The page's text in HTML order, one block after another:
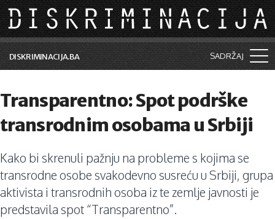
Skip to main content
DISKRIMINACIJA.BA SADRŽAJ
Vijesti i događaji
Aktuelne teme
Kolumne
Lične priče
Saradnja sa medijima
Transparentno: Spot podrške
transrodnim osobama u Srbiji
Kako bi skrenuli pažnju na probleme s kojima se
transrodne osobe svakodevno susreću u Srbiji, grupa
aktivista i transrodnih osoba iz te zemlje javnosti je
predstavila spot “Transparentno”.